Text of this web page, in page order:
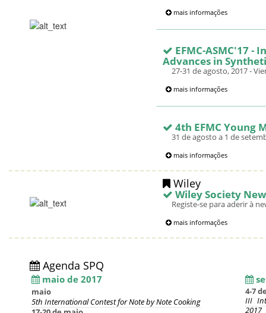
mais informações
EFMC-ASMC'17
Advances in
27-31 de agosto, 2017 -
mais informações
4th EFMC Young
31 de agosto a 1 de
mais informações
Wiley
Wiley Society
Registe-se para aderir à
mais informações
Agenda SPQ
maio de 2017
maio
5th International Contest for Note by Note Cooking
4-7
III
2017